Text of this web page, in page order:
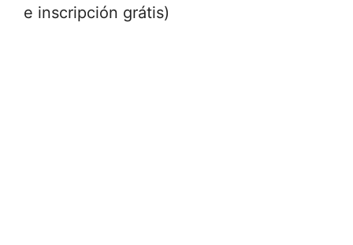
e inscripción grátis)